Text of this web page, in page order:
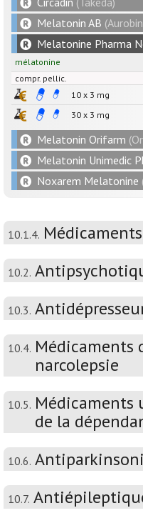
Melatonin AB
Melatonine Pharma
mélatonine
compr. pellic.
10 x 3 mg
30 x 3 mg
Melatonin Orifarm
Melatonin Unimedic
Noxarem Melatonine
10.1.4.
10.2.
10.3.
10.4. Médicaments
narcolepsie
10.5. Médicaments
de la
10.6.
10.7.